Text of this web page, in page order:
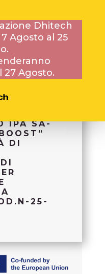
Dhitech
Agosto al 25
Agosto.
2025
DI N.1
IPA SA-
DI
25-